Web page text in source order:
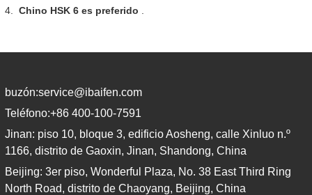
4. Chino HSK 6 es preferido
buzón:service@ibaifen.com
Teléfono:+86 400-100-7591
Jinan: piso 10, bloque 3, edificio Aosheng, calle Xinluo n.º
1166, distrito de Gaoxin, Jinan, Shandong, China
Beijing: 3er piso, Wonderful Plaza, No. 38 East Third Ring
North Road, distrito de Chaoyang, Beijing, China